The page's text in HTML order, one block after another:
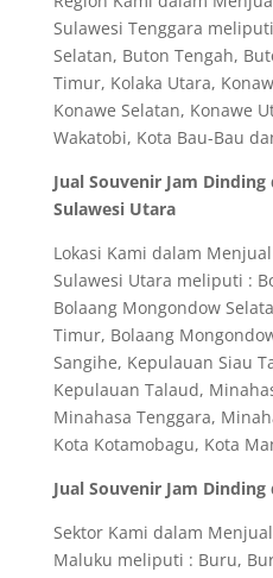
Sulawesi Tenggara
Selatan, Buton Tengah,
Timur, Kolaka Utara,
Konawe Selatan, Konawe
Wakatobi, Kota Bau-Bau
Jual Souvenir Jam
Sulawesi Utara
Lokasi Kami dalam
Sulawesi Utara meliputi :
Bolaang Mongondow
Timur, Bolaang
Sangihe, Kepulauan Siau
Kepulauan Talaud,
Minahasa Tenggara,
Kota Kotamobagu, Kota
Jual Souvenir Jam
Sektor Kami dalam
Maluku meliputi : Buru,